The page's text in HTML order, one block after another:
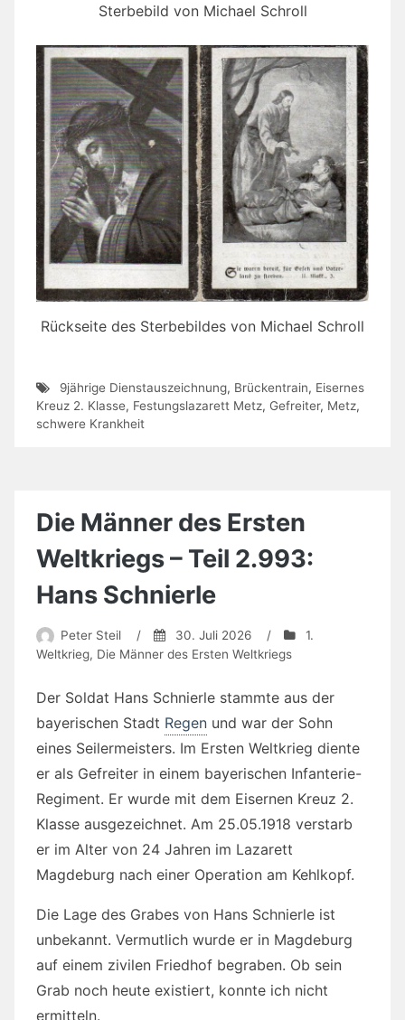
Sterbebild von Michael Schroll
Rückseite des Sterbebildes von Michael Schroll
9jährige Dienstauszeichnung, Brückentrain, Eisernes
Kreuz 2. Klasse, Festungslazarett Metz, Gefreiter, Metz,
schwere Krankheit
Die Männer des Ersten
Weltkriegs – Teil 2.993:
Hans Schnierle
Peter Steil / 30. Juli 2026 /
1.
Weltkrieg, Die Männer des Ersten Weltkriegs
Der Soldat Hans Schnierle stammte aus der
bayerischen Stadt Regen und war der Sohn
eines Seilermeisters. Im Ersten Weltkrieg diente
er als Gefreiter in einem bayerischen Infanterie-
Regiment. Er wurde mit dem Eisernen Kreuz 2.
Klasse ausgezeichnet. Am 25.05.1918 verstarb
er im Alter von 24 Jahren im Lazarett
Magdeburg nach einer Operation am Kehlkopf.
Die Lage des Grabes von Hans Schnierle ist
unbekannt. Vermutlich wurde er in Magdeburg
auf einem zivilen Friedhof begraben. Ob sein
Grab noch heute existiert, konnte ich nicht
ermitteln.